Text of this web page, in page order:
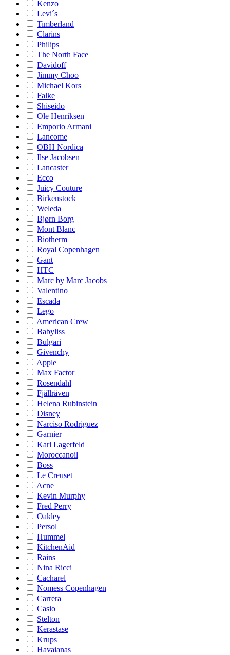
Kenzo
Levi´s
Timberland
Clarins
Philips
The North Face
Davidoff
Jimmy Choo
Michael Kors
Falke
Shiseido
Ole Henriksen
Emporio Armani
Lancome
OBH Nordica
Ilse Jacobsen
Lancaster
Ecco
Juicy Couture
Birkenstock
Weleda
Bjørn Borg
Mont Blanc
Biotherm
Royal Copenhagen
Gant
HTC
Marc by Marc Jacobs
Valentino
Escada
Lego
American Crew
Babyliss
Bulgari
Givenchy
Apple
Max Factor
Rosendahl
Fjällräven
Helena Rubinstein
Disney
Narciso Rodriguez
Garnier
Karl Lagerfeld
Moroccanoil
Boss
Le Creuset
Acne
Kevin Murphy
Fred Perry
Oakley
Persol
Hummel
KitchenAid
Rains
Nina Ricci
Cacharel
Nomess Copenhagen
Carrera
Casio
Stelton
Kerastase
Krups
Havaianas